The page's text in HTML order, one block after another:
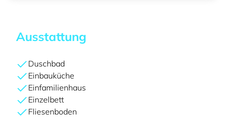
Ausstattung
Duschbad
Einbauküche
Einfamilienhaus
Einzelbett
Fliesenboden